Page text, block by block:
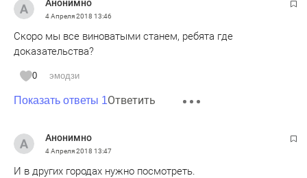
Анонимно
4 Апреля 2018 13:46
Скоро мы все виноватыми станем, ребята где
доказательства?
0 эмодзи
Показать ответы 1Ответить
Анонимно
4 Апреля 2018 13:47
И в других городах нужно посмотреть.